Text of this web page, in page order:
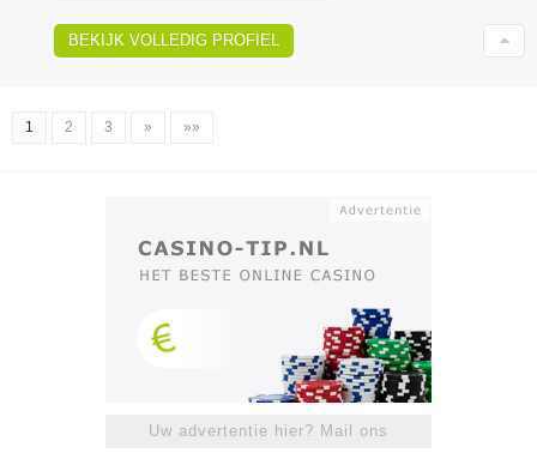
BEKIJK VOLLEDIG PROFIEL
1 2 3 » »»
Uw advertentie hier? Mail ons